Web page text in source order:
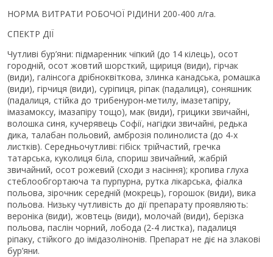
НОРМА ВИТРАТИ РОБОЧОЇ РІДИНИ 200-400 л/га.
СПЕКТР ДІЇ
Чутливі бур’яни: підмаренник чіпкий (до 14 кілець), осот
городній, осот жовтий шорсткий, щириця (види), гірчак
(види), галінсога дрібноквіткова, злинка канадська, ромашка
(види), гірчиця (види), суріпиця, ріпак (падалиця), соняшник
(падалиця, стійка до трибенурон-метилу, імазетапіру,
імазамоксу, імазапіру тощо), мак (види), грицики звичайні,
волошка синя, кучерявець Софії, нагідки звичайні, редька
дика, талабан польовий, амброзія полинолиста (до 4-х
листків). Середньочутливі: гібіск трійчастий, гречка
татарська, куколиця біла, спориш звичайний, жабрій
звичайний, осот рожевий (сходи з насіння); кропива глуха
стеблообгортаюча та пурпурна, рутка лікарська, фіалка
польова, зірочник середній (мокрець), горошок (види), вика
польова. Низьку чутливість до дії препарату проявляють:
вероніка (види), жовтець (види), молочай (види), берізка
польова, паслін чорний, лобода (2-4 листка), падалиця
ріпаку, стійкого до імідазолінонів. Препарат не діє на злакові
бур’яни.